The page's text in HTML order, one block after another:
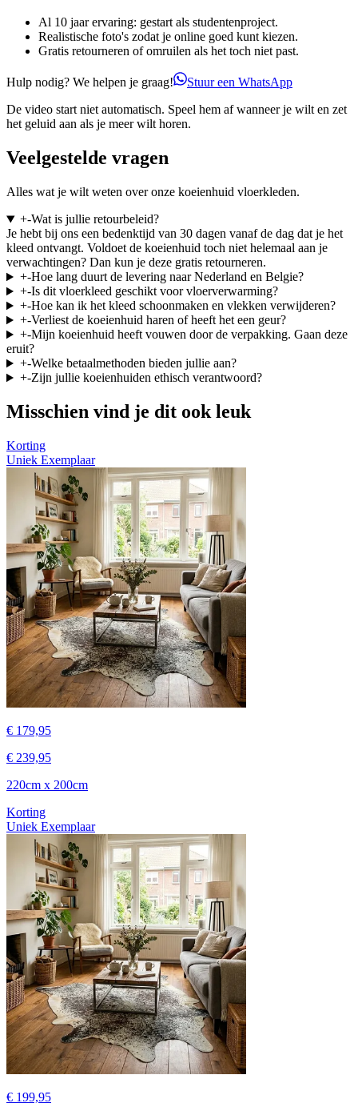
Al 10 jaar ervaring: gestart als studentenproject.
Realistische foto's zodat je online goed kunt kiezen.
Gratis retourneren of omruilen als het toch niet past.
Hulp nodig? We helpen je graag!
Stuur een WhatsApp
De video start niet automatisch. Speel hem af wanneer je wilt en zet
het geluid aan als je meer wilt horen.
Veelgestelde vragen
Alles wat je wilt weten over onze koeienhuid vloerkleden.
+-Wat is jullie retourbeleid?
Je hebt bij ons een bedenktijd van 30 dagen vanaf de dag dat je het
kleed ontvangt. Voldoet de koeienhuid toch niet helemaal aan je
verwachtingen? Dan kun je deze gratis retourneren.
+-Hoe lang duurt de levering naar Nederland en Belgie?
+-Is dit vloerkleed geschikt voor vloerverwarming?
+-Hoe kan ik het kleed schoonmaken en vlekken verwijderen?
+-Verliest de koeienhuid haren of heeft het een geur?
+-Mijn koeienhuid heeft vouwen door de verpakking. Gaan deze
eruit?
+-Welke betaalmethoden bieden jullie aan?
+-Zijn jullie koeienhuiden ethisch verantwoord?
Misschien vind je dit ook leuk
Korting
Uniek Exemplaar
€ 179,95
€ 239,95
220cm x 200cm
Korting
Uniek Exemplaar
€ 199,95